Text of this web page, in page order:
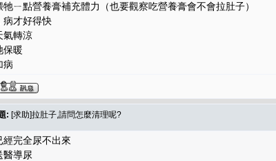
牠ㄧ點營養膏補充體力（也要觀察吃營養膏會不會拉肚子）
病才好得快
氣轉涼
保暖
病
: [求助]拉肚子,請問怎麼清理呢?
經完全尿不出來
醫導尿